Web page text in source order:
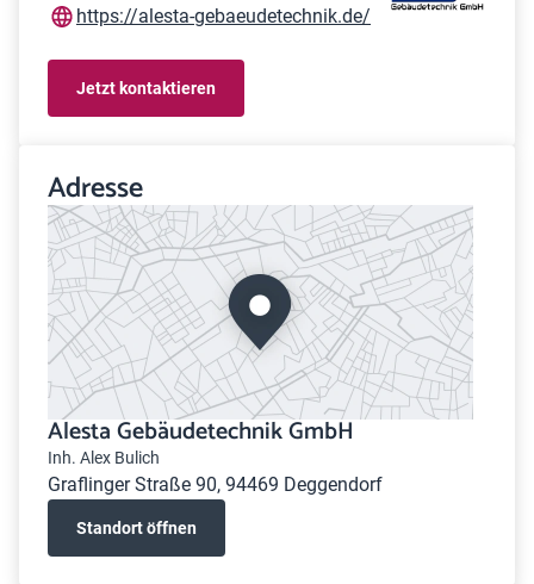
https://alesta-gebaeudetechnik.de/
Jetzt kontaktieren
Adresse
Alesta Gebäudetechnik GmbH
Inh. Alex Bulich
Graflinger Straße 90, 94469 Deggendorf
Standort öffnen